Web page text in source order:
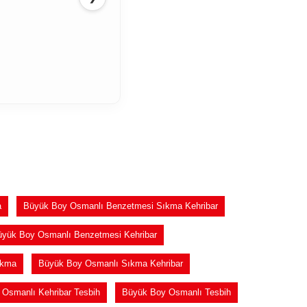
Büyük Boy Osmanlı Benzetmesi Sıkma Kehribar
Boy Osmanlı Benzetmesi Kehribar
Büyük Boy Osmanlı Sıkma Kehribar
Kehribar Tesbih Büyük Boy Osmanlı Tesbih